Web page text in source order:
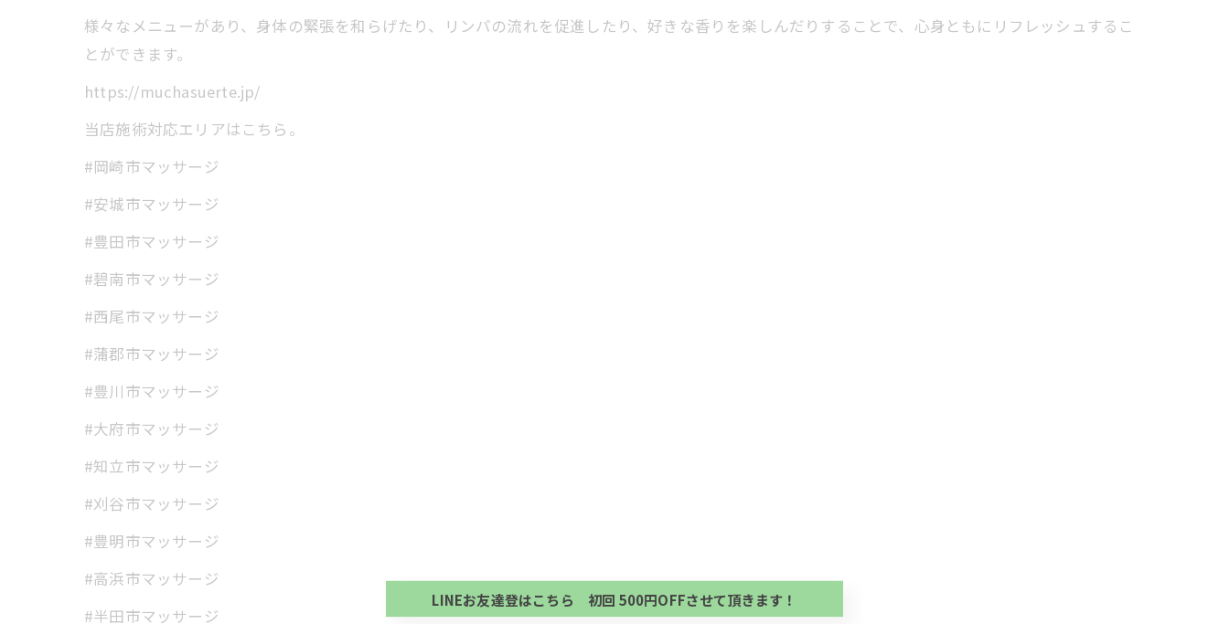
様々なメニューがあり、身体の緊張を和らげたり、リンパの流れを促進したり、好きな香りを楽しんだりすることで、心身ともにリフレッシュするこ
とができます。
https://muchasuerte.jp/
当店施術対応エリアはこちら。
#岡崎市マッサージ
#安城市マッサージ
#豊田市マッサージ
#碧南市マッサージ
#西尾市マッサージ
#蒲郡市マッサージ
#豊川市マッサージ
#大府市マッサージ
#知立市マッサージ
#刈谷市マッサージ
#豊明市マッサージ
#高浜市マッサージ
#半田市マッサージ
初回 500円OFFさせて頂きます。 既に 追加済の
方、不必要な方 お手数ですが、✖印でお閉じ下さい。
LINEお友達登はこちら 初回 500円OFFさせて頂きます！